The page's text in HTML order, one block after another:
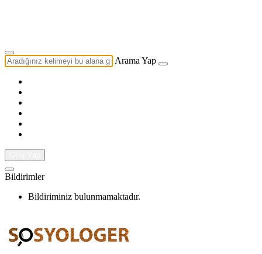
Arama Yap
Bildirimler
Bildiriminiz bulunmamaktadır.